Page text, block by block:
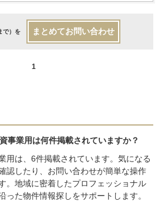
で）を まとめてお問い合わせ
1
事業用は何件掲載されていますか？
用は、6件掲載されています。気になる
認したり、お問い合わせが簡単な操作
。地域に密着したプロフェッショナル
った物件情報探しをサポートします。